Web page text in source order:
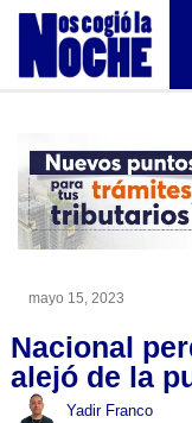
mayo 15, 2023
Nacional
alejó de la
Yadir Franco